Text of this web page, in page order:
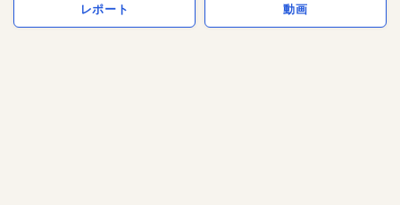
レポート 動画